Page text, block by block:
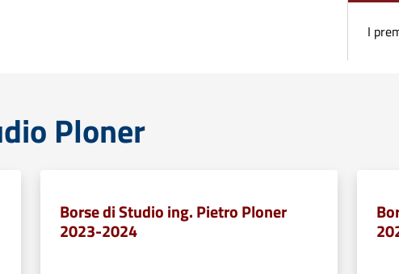
I
Ploner
Borse di Studio ing. Pietro Ploner
2023-2024